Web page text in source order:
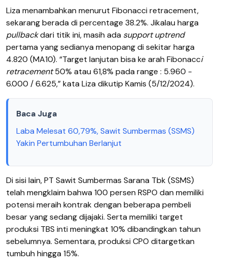
Liza menambahkan menurut Fibonacci retracement,
sekarang berada di percentage 38.2%. Jikalau harga
pullbackdari titik ini, masih ada support uptrend
pertama yang sedianya menopang di sekitar harga
4.820 (MA10). “Target lanjutan bisa ke arah Fibonacci
retracement50% atau 61,8% pada range : 5.960 -
6.000 / 6.625,” kata Liza dikutip Kamis (5/12/2024).
Baca Juga
Laba Melesat 60,79%, Sawit Sumbermas (SSMS)
Yakin Pertumbuhan Berlanjut
Di sisi lain, PT Sawit Sumbermas Sarana Tbk (SSMS)
telah mengklaim bahwa 100 persen RSPO dan memiliki
potensi meraih kontrak dengan beberapa pembeli
besar yang sedang dijajaki. Serta memiliki target
produksi TBS inti meningkat 10% dibandingkan tahun
sebelumnya. Sementara, produksi CPO ditargetkan
tumbuh hingga 15%.